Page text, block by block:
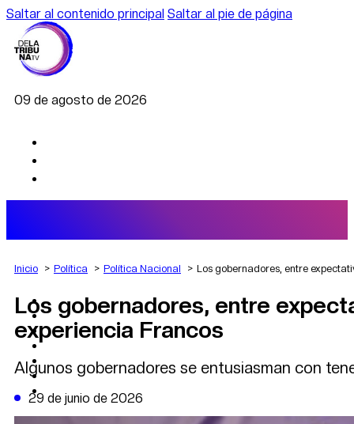
Saltar al contenido principal Saltar al pie de página
09 de agosto de 2026
AGRO
DEPORTES
ECONOMÍA
CAMBIO CLIMÁTICO
DATA FIRME
DE LA TRIBUNA TV
Inicio Política Política Nacional Los gobernadores, entre
Los gobernadores, entre
experiencia Francos
Algunos gobernadores se entusiasman con
29 de junio de 2026